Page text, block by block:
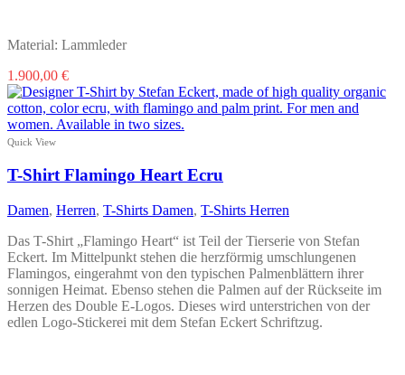
Material: Lammleder
1.900,00 €Dieses
Produkt
weist
mehrere
Die
Optionen
können
auf
der
Produktseite
gewählt
werden
Quick View
T-Shirt Flamingo Heart Ecru
Damen, Herren, T-Shirts Damen, T-Shirts Herren
Das T-Shirt „Flamingo Heart“ ist Teil der Tierserie von Stefan
Eckert. Im Mittelpunkt stehen die herzförmig umschlungenen
Flamingos, eingerahmt von den typischen Palmenblättern ihrer
sonnigen Heimat. Ebenso stehen die Palmen auf der Rückseite im
Herzen des Double E-Logos. Dieses wird unterstrichen von der
edlen Logo-Stickerei mit dem Stefan Eckert Schriftzug.